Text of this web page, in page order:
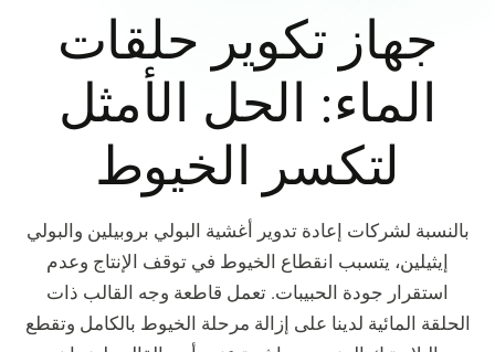
جهاز تكوير حلقات
الماء: الحل الأمثل
لتكسر الخيوط
بالنسبة لشركات إعادة تدوير أغشية البولي بروبيلين والبولي
إيثيلين، يتسبب انقطاع الخيوط في توقف الإنتاج وعدم
استقرار جودة الحبيبات. تعمل قاطعة وجه القالب ذات
الحلقة المائية لدينا على إزالة مرحلة الخيوط بالكامل وتقطع